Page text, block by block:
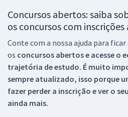
Concursos abertos: saiba
os concursos com
Conte com a nossa ajuda para ficar
os concursos abertos e acesse o
trajetória de estudo. É muito
sempre atualizado, isso porque
fazer perder a inscrição e ver o
ainda mais.